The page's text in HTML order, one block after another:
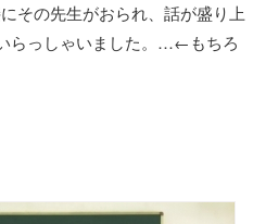
その先生がおられ、話が盛り上
らっしゃいました。…←もちろ